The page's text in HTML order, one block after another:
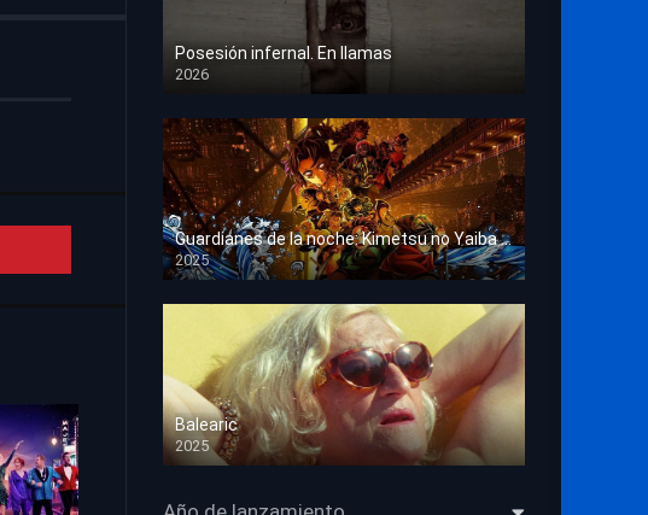
Posesión infernal. En llamas
2026
HD 1080p
Guardianes de la noche: Kimetsu no Yaiba La fortaleza infinita
2025
HD 1080p
Balearic
2025
HD 1080p